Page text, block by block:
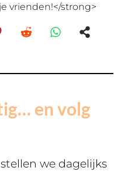
vrienden!</strong>
en volg
stellen we dagelijks